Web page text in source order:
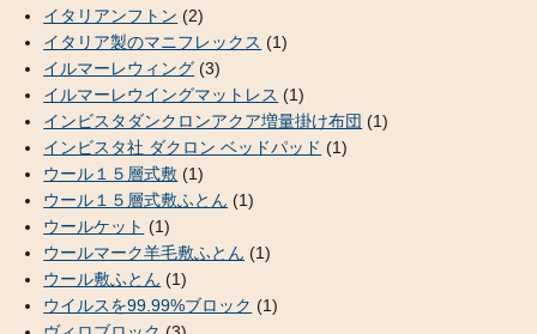
イタリアンフトン (2)
イタリア製のマニフレックス (1)
イルマーレウィング (3)
イルマーレウイングマットレス (1)
インビスタダンクロンアクア増量掛け布団 (1)
インビスタ社 ダクロン ベッドパッド (1)
ウール１５層式敷 (1)
ウール１５層式敷ふとん (1)
ウールケット (1)
ウールマーク羊毛敷ふとん (1)
ウール敷ふとん (1)
ウイルスを99.99%ブロック (1)